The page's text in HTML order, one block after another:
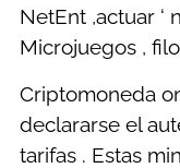
NetEnt ,actuar ‘
Microjuegos ,
Criptomoneda
declararse el
tarifas . Estas